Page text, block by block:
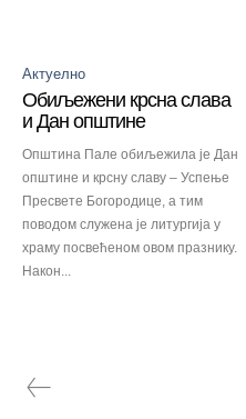
Актуелно
Обиљежени крсна слава
и Дан општине
Општина Пале обиљежила је Дан
општине и крсну славу – Успење
Пресвете Богородице, а тим
поводом служена је литургија у
храму посвећеном овом празнику.
Након...